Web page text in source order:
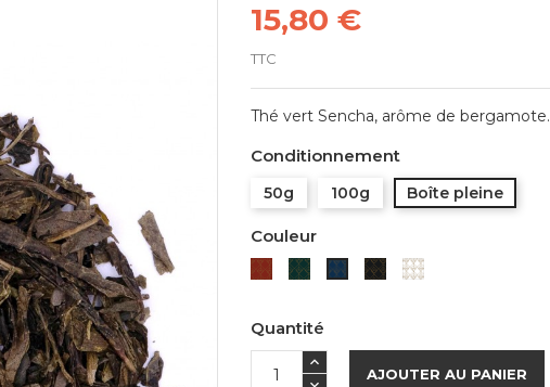
15,80 €
TTC
Thé vert Sencha, arôme de bergamote.
Conditionnement
50g 100g Boîte pleine
Couleur
RougeVerte BleueNoireBlanche
Quantité
AJOUTER AU PANIER